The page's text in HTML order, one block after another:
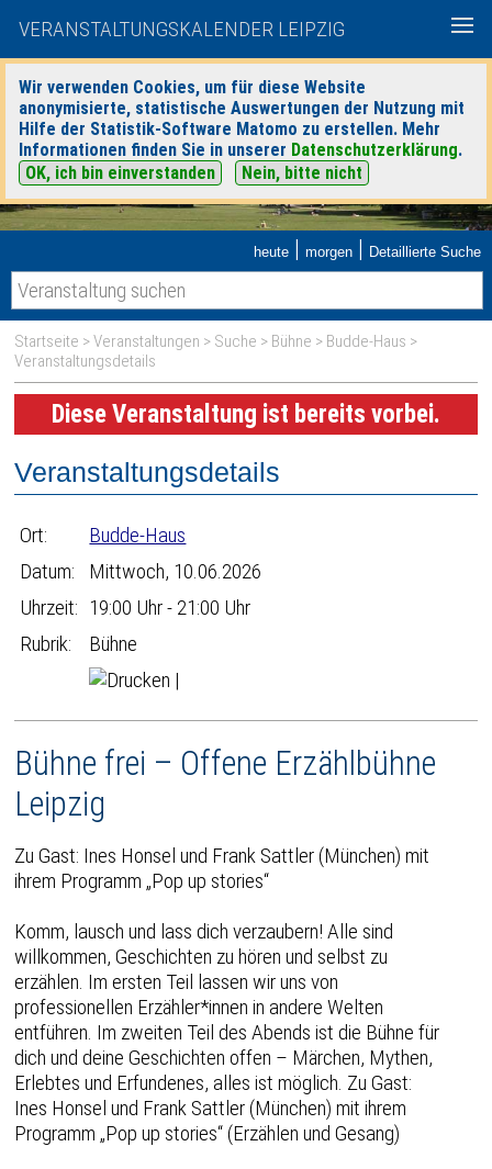
VERANSTALTUNGSKALENDER LEIPZIG
Wir verwenden Cookies, um für diese Website
anonymisierte, statistische Auswertungen der Nutzung mit
Hilfe der Statistik-Software Matomo zu erstellen. Mehr
Informationen finden Sie in unserer Datenschutzerklärung.
OK, ich bin einverstanden
Nein, bitte nicht
heute | morgen | Detaillierte Suche
Startseite >Veranstaltungen > Suche > Bühne > Budde-Haus >
Veranstaltungsdetails
Diese Veranstaltung ist bereits vorbei.
Veranstaltungsdetails
Ort:
Budde-Haus
Datum:
Mittwoch, 10.06.2026
Uhrzeit: 19:00 Uhr - 21:00 Uhr
Rubrik:
Bühne
|
Bühne frei – Offene Erzählbühne
Leipzig
Zu Gast: Ines Honsel und Frank Sattler (München) mit
ihrem Programm „Pop up stories“
Komm, lausch und lass dich verzaubern! Alle sind
willkommen, Geschichten zu hören und selbst zu
erzählen. Im ersten Teil lassen wir uns von
professionellen Erzähler*innen in andere Welten
entführen. Im zweiten Teil des Abends ist die Bühne für
dich und deine Geschichten offen – Märchen, Mythen,
Erlebtes und Erfundenes, alles ist möglich. Zu Gast:
Ines Honsel und Frank Sattler (München) mit ihrem
Programm „Pop up stories“ (Erzählen und Gesang)